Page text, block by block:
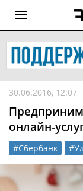
30.06.2016, 12:07
онлайн-
#Сбербанк